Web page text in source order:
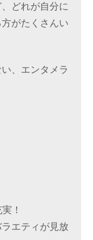
どれが自分に
がたくさんい
、エンタメラ
！
エティが見放